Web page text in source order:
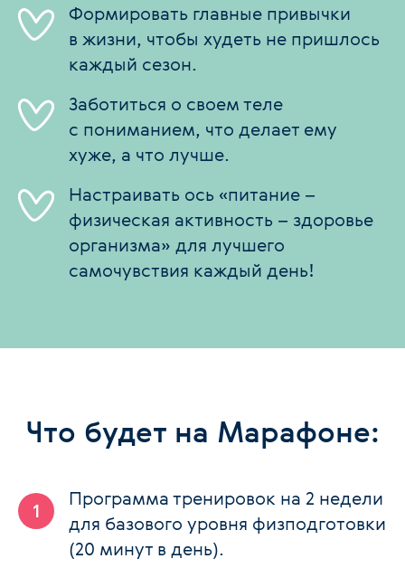
Формировать главные привычки
в жизни, чтобы худеть не пришлось
каждый сезон.
Заботиться о своем теле
с пониманием, что делает ему
хуже, а что лучше.
Настраивать ось «питание –
физическая активность – здоровье
организма» для лучшего
самочувствия каждый день!
Что будет на Марафоне:
Программа тренировок на 2 недели
для базового уровня физподготовки
(20 минут в день).